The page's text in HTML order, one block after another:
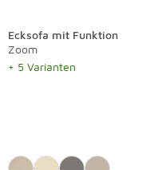
Ecksofa mit Funktion
Zoom
+ 5 Varianten